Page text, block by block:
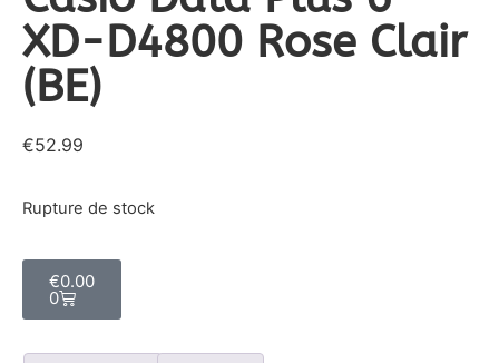
XD-D4800 Rose Clair
(BE)
€52.99
Rupture de stock
€0.00
0